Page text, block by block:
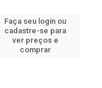
Faça seu login ou
cadastre-se para
ver preços e
comprar